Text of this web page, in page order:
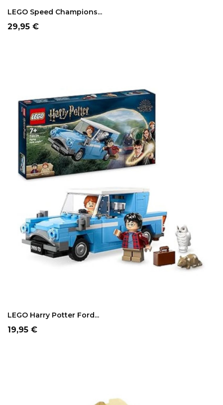
LEGO Speed Champions...
Precio
29,95 €
LEGO Harry Potter Ford...
Precio
19,95 €